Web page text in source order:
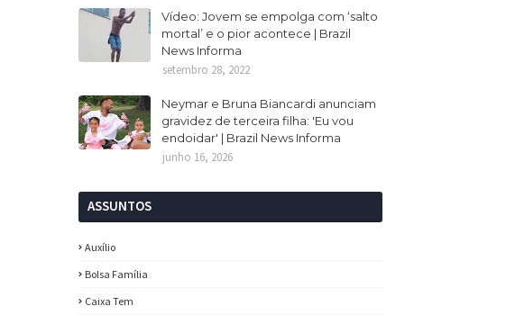
Vídeo: Jovem se empolga com ‘salto
mortal’ e o pior acontece | Brazil
News Informa
setembro 28, 2022
Neymar e Bruna Biancardi anunciam
gravidez de terceira filha: 'Eu vou
endoidar' | Brazil News Informa
junho 16, 2026
ASSUNTOS
Auxílio
Bolsa Família
Caixa Tem